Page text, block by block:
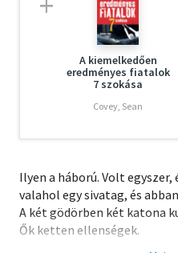
A kiemelkedően
eredményes fiatalok
7 szokása
Covey, Sean
Ilyen a háború. Volt egyszer,
valahol egy sivatag, és
A két gödörben két katona
Ők ketten ellenségek.